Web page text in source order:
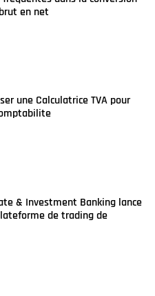
en net
une Calculatrice TVA pour
& Investment Banking lance
de trading de